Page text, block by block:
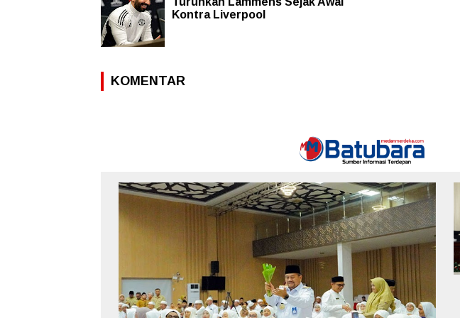
Kontra Liverpool
KOMENTAR